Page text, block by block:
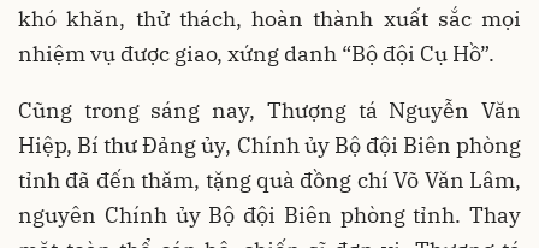
khó khăn, thử thách, hoàn thành xuất sắc mọi
nhiệm vụ được giao, xứng danh “Bộ đội Cụ Hồ”.
Cũng trong sáng nay, Thượng tá Nguyễn Văn
Hiệp, Bí thư Đảng ủy, Chính ủy Bộ đội Biên phòng
tỉnh đã đến thăm, tặng quà đồng chí Võ Văn Lâm,
nguyên Chính ủy Bộ đội Biên phòng tỉnh. Thay